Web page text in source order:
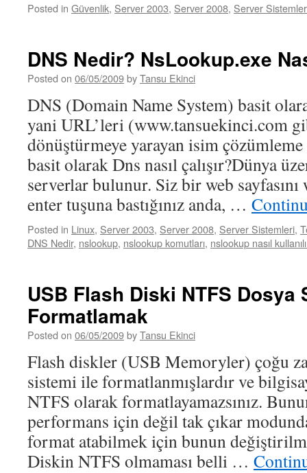
Posted in Güvenlik, Server 2003, Server 2008, Server
DNS Nedir? NsLookup.exe
Posted on 06/05/2009byTansu Ekinci
DNS (Domain Name System) basit
yani URL’leri (www.tansuekinci.com
dönüştürmeye yarayan isim
basit olarak Dns nasıl çalışır?Dünya
serverlar bulunur. Siz bir web sayfasını
enter tuşuna bastığınız anda, …
Posted in Linux, Server 2003, Server 2008, Server Sistemleri,
DNS Nedir, nslookup, nslookup komutları, nslookup nasıl
USB Flash Diski NTFS Dosya
Formatlamak
Posted on 06/05/2009byTansu Ekinci
Flash diskler (USB Memoryler) çoğu
sistemi ile formatlanmışlardır ve
NTFS olarak formatlayamazsınız.
performans için değil tak çıkar
format atabilmek için bunun
Diskin NTFS olmaması belli …